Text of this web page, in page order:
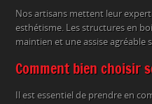
Nos artisans mettent leur
esthétisme. Les structures en
maintien et une assise agréable
Comment bien choisir
Il est essentiel de prendre en